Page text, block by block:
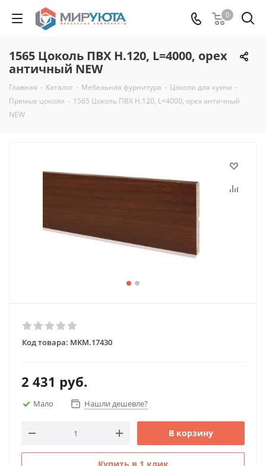
0
1565 Цоколь ПВХ H.120, L=4000, орех
античный NEW
Главная - Каталог - Мебельная фурнитура - Цоколи для кухни -
Прямые цоколи - 1565 Цоколь ПВХ H.120, L=4000, орех античный
NEW
Код товара: MKM.17430
2 431 руб.
Мало Нашли дешевле?
В корзину